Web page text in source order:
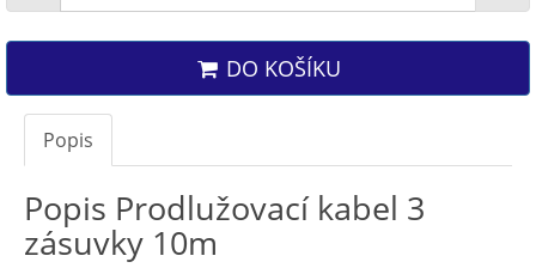
DO KOŠÍKU
Popis
Popis Prodlužovací kabel 3
zásuvky 10m